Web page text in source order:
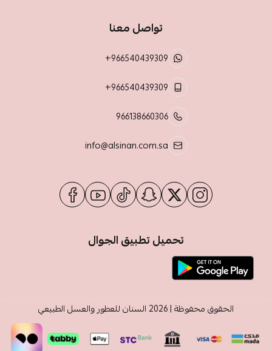
تواصل معنا
+966540439309
+966540439309
966138660306
info@alsinan.com.sa
تحميل تطبيق الجوال
الحقوق محفوظة | 2026 السنان للعطور والعسل الطبيعي